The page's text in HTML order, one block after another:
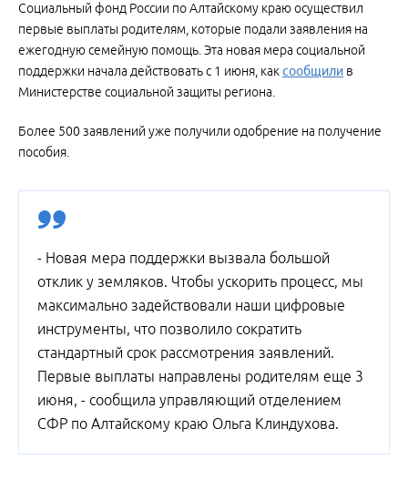
Социальный фонд России по Алтайскому краю осуществил
первые выплаты родителям, которые подали заявления на
ежегодную семейную помощь. Эта новая мера социальной
поддержки начала действовать с 1 июня, каксообщили в
Министерстве социальной защиты региона.
Более 500 заявлений уже получили одобрение на получение
пособия.
- Новая мера поддержки вызвала большой
отклик у земляков. Чтобы ускорить процесс, мы
максимально задействовали наши цифровые
инструменты, что позволило сократить
стандартный срок рассмотрения заявлений.
Первые выплаты направлены родителям еще 3
июня, - сообщила управляющий отделением
СФР по Алтайскому краю Ольга Клиндухова.